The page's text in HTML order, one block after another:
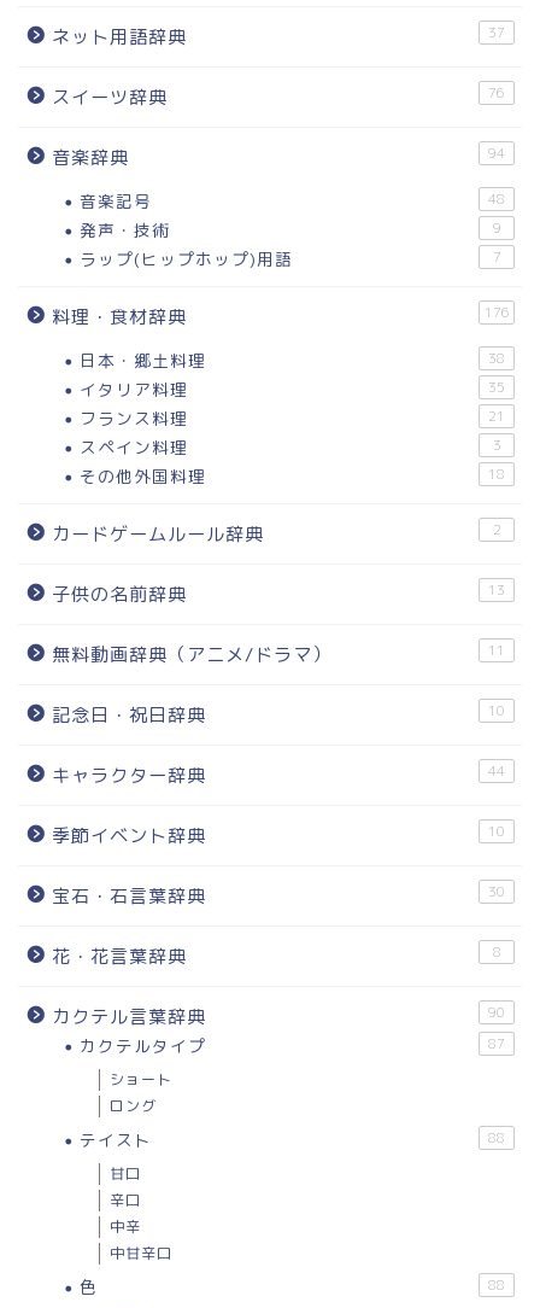
ネット用語辞典 37
スイーツ辞典 76
音楽辞典 94
音楽記号 48
発声・技術 9
ラップ(ヒップホップ)用語 7
料理・食材辞典 176
日本・郷土料理 38
イタリア料理 35
フランス料理 21
スペイン料理 3
その他外国料理 18
カードゲームルール辞典 2
子供の名前辞典 13
無料動画辞典（アニメ/ドラマ） 11
記念日・祝日辞典 10
キャラクター辞典 44
季節イベント辞典 10
宝石・石言葉辞典 30
花・花言葉辞典 8
カクテル言葉辞典 90
カクテルタイプ 87
ショート
ロング
テイスト 88
甘口
辛口
中辛
中甘辛口
色 88